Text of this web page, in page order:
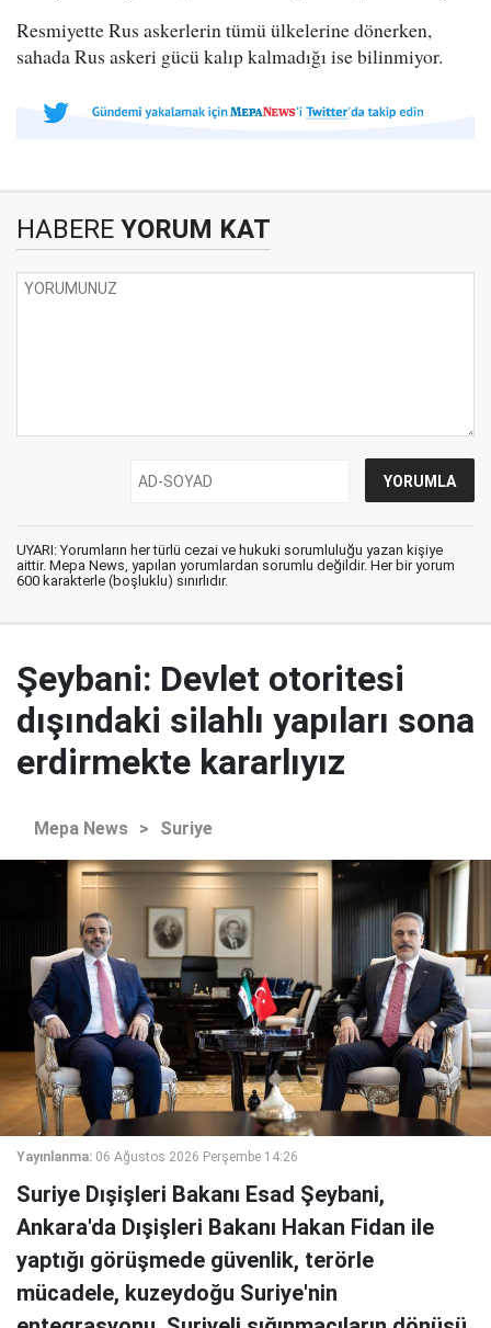
Resmiyette Rus askerlerin tümü ülkelerine dönerken,
sahada Rus askeri gücü kalıp kalmadığı ise bilinmiyor.
HABERE YORUM KAT
UYARI: Yorumların her türlü cezai ve hukuki sorumluluğu yazan kişiye
aittir. Mepa News, yapılan yorumlardan sorumlu değildir. Her bir yorum
600 karakterle (boşluklu) sınırlıdır.
Şeybani: Devlet otoritesi
dışındaki silahlı yapıları sona
erdirmekte kararlıyız
Mepa News > Suriye
Yayınlanma: 06 Ağustos 2026 Perşembe 14:26
Suriye Dışişleri Bakanı Esad Şeybani,
Ankara'da Dışişleri Bakanı Hakan Fidan ile
yaptığı görüşmede güvenlik, terörle
mücadele, kuzeydoğu Suriye'nin